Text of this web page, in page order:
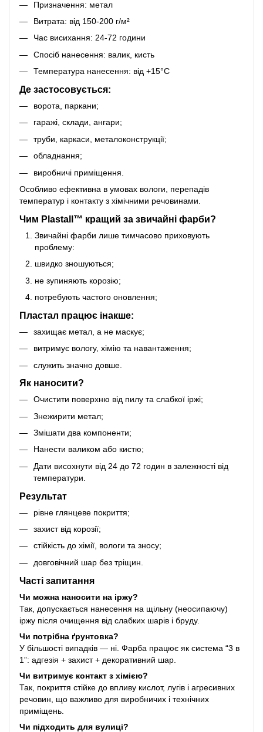
Призначення: метал
Витрата: від 150-200 г/м²
Час висихання: 24-72 години
Спосіб нанесення: валик, кисть
Температура нанесення: від +15°C
Де застосовується:
ворота, паркани;
гаражі, склади, ангари;
труби, каркаси, металоконструкції;
обладнання;
виробничі приміщення.
Особливо ефективна в умовах вологи, перепадів
температур і контакту з хімічними речовинами.
Чим Plastall™ кращий за звичайні фарби?
Звичайні фарби лише тимчасово приховують
проблему:
швидко зношуються;
не зупиняють корозію;
потребують частого оновлення;
Пластал працює інакше:
захищає метал, а не маскує;
витримує вологу, хімію та навантаження;
служить значно довше.
Як наносити?
Очистити поверхню від пилу та слабкої іржі;
Знежирити метал;
Змішати два компоненти;
Нанести валиком або кистю;
Дати висохнути від 24 до 72 годин в залежності від
температури.
Результат
рівне глянцеве покриття;
захист від корозії;
стійкість до хімії, вологи та зносу;
довговічний шар без тріщин.
Часті запитання
Чи можна наносити на іржу?
Так, допускається нанесення на щільну (неосипаючу)
іржу після очищення від слабких шарів і бруду.
Чи потрібна ґрунтовка?
У більшості випадків — ні. Фарба працює як система “3 в
1”: адгезія + захист + декоративний шар.
Чи витримує контакт з хімією?
Так, покриття стійке до впливу кислот, лугів і агресивних
речовин, що важливо для виробничих і технічних
приміщень.
Чи підходить для вулиці?